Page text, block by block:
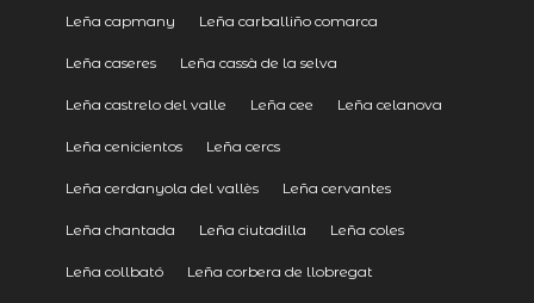
Leña capmany Leña carballiño comarca
Leña caseres Leña cassà de la selva
Leña castrelo del valle Leña cee Leña celanova
Leña cenicientos Leña cercs
Leña cerdanyola del vallès Leña cervantes
Leña chantada Leña ciutadilla Leña coles
Leña collbató Leña corbera de llobregat